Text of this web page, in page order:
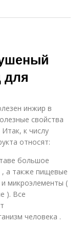
для
инжир в
свойства
к числу
относят:
большое
, а также пищевые
и микроэлементы (
). Все
человека .